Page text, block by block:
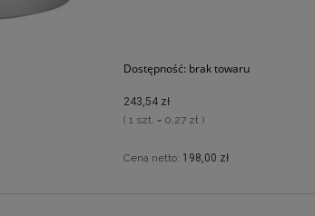
Dostępność: brak towaru
243,54 zł
( 1 szt. = 0,27 zł )
Cena netto: 198,00 zł